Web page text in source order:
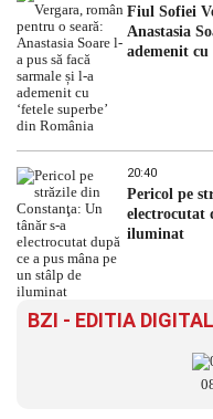
Fiul Sofiei
Anastasia
ademenit cu
20:40
Pericol pe
electrocutat
iluminat
BZI - EDITIA